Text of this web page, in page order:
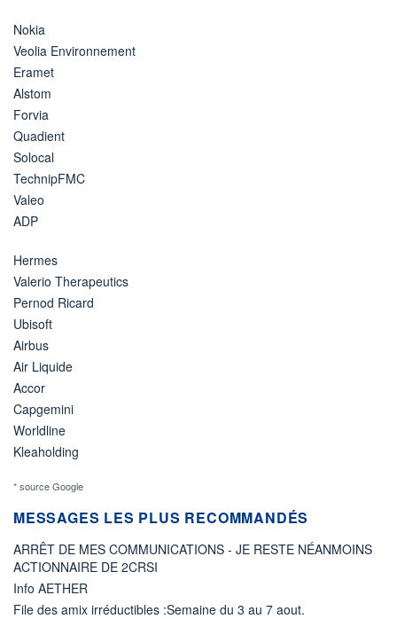
Nokia
Veolia Environnement
Eramet
Alstom
Forvia
Quadient
Solocal
TechnipFMC
Valeo
ADP
Hermes
Valerio Therapeutics
Pernod Ricard
Ubisoft
Airbus
Air Liquide
Accor
Capgemini
Worldline
Kleaholding
* source Google
MESSAGES LES PLUS RECOMMANDÉS
ARRÊT DE MES COMMUNICATIONS - JE RESTE NÉANMOINS
ACTIONNAIRE DE 2CRSI
Info AETHER
File des amix irréductibles :Semaine du 3 au 7 aout.